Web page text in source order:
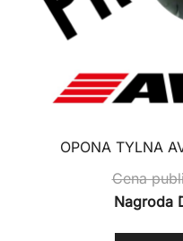
OPONA TYLNA
Cena
Nagroda